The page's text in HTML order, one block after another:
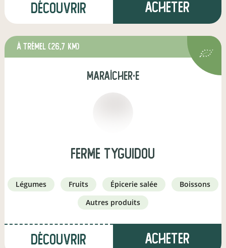
Découvrir Acheter
à Trémel (26,7 km)
maraîcher·e
Ferme Tyguidou
légumes fruits épicerie salée
boissons
autres produits
Découvrir Acheter